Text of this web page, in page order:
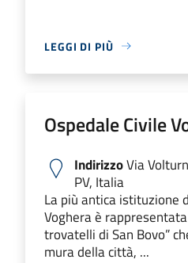
LEGGI DI PIÙ
Ospedale Civile
IndirizzoVia
PV, Italia
La più antica istituzione
Voghera è
trovatelli di San Bovo”
mura della città, ...